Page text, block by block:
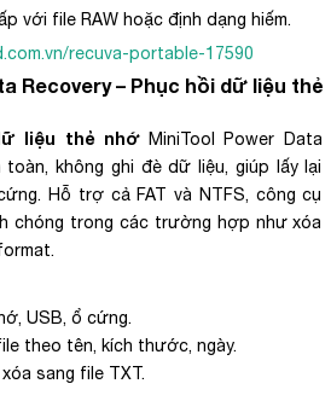
với file RAW hoặc định dạng hiếm.
recuva-portable-17590
Recovery – Phục hồi dữ liệu thẻ
liệu thẻ nhớMiniTool Power Data
toàn, không ghi đè dữ liệu, giúp lấy lại
Hỗ trợ cả FAT và NTFS, công cụ
chóng trong các trường hợp như xóa
USB, ổ cứng.
theo tên, kích thước, ngày.
sang file TXT.